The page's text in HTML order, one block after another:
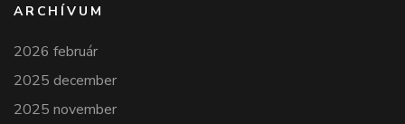
ARCHÍVUM
2026 február
2025 december
2025 november